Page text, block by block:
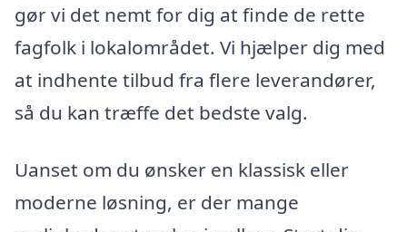
gør vi det nemt for dig at finde de rette
fagfolk i lokalområdet. Vi hjælper dig med
at indhente tilbud fra flere leverandører,
så du kan træffe det bedste valg.
Uanset om du ønsker en klassisk eller
moderne løsning, er der mange